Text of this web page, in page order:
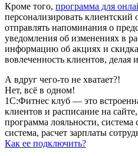
Кроме того, программа для
персонализировать
отправлять напоминания о
уведомления об изменениях в
информацию об акциях и
вовлеченность клиентов, делая
А вдруг чего-то не хватает?!
Нет, всё в одном!
1С:Фитнес клуб — это
клиентов и расписание на
программа лояльности, система
система, расчет зарплаты
Как ее подключить?